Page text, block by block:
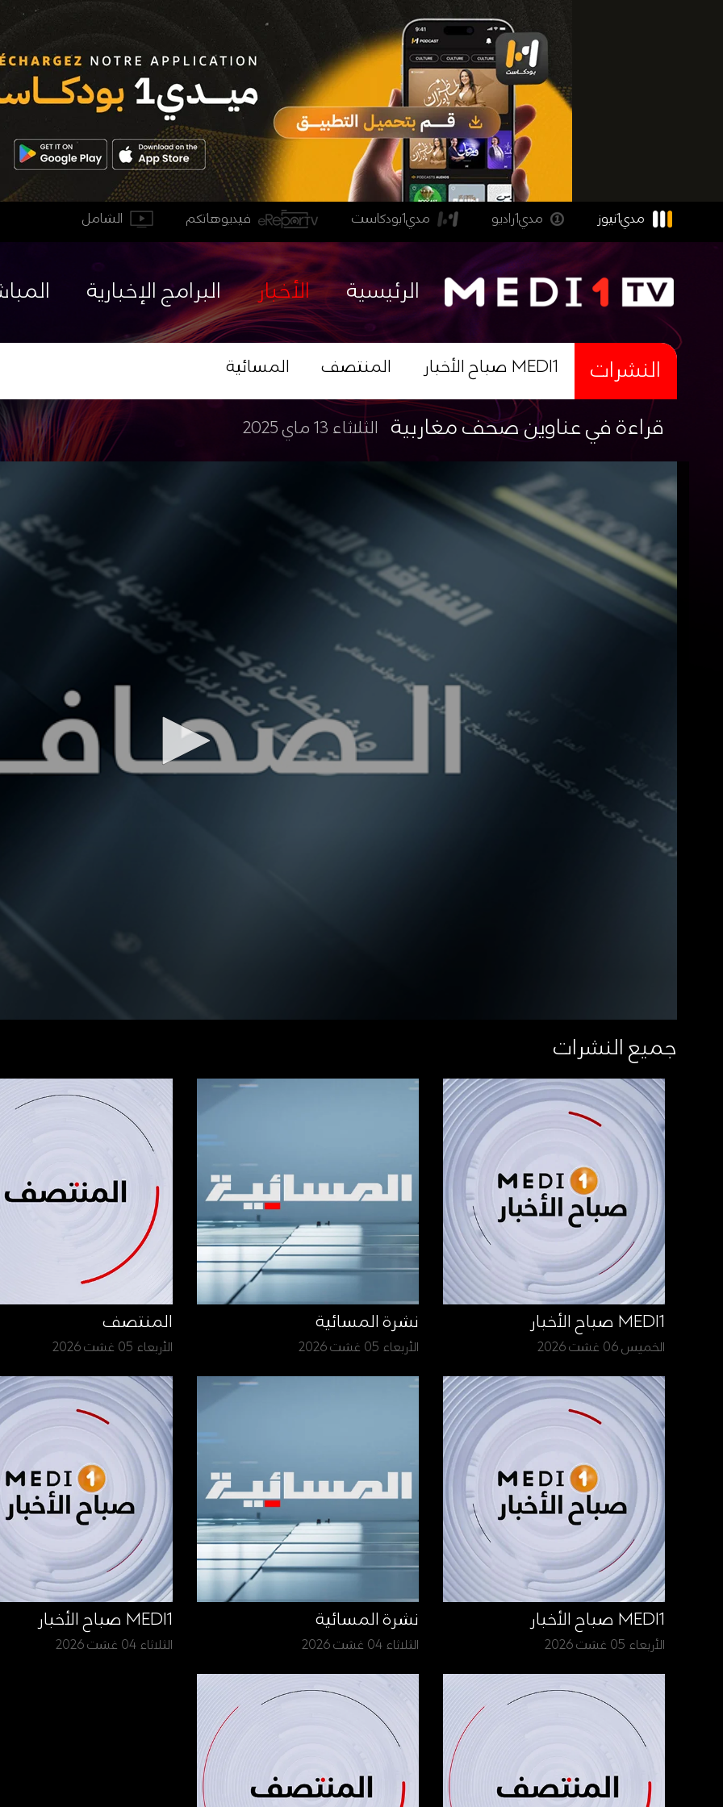
الشامل فيديوهاتكم مدي1بودكاست مدي1راديو مدي1نيوز
البرامج الإخبارية الأخبار الرئيسية
المسائية المنتصف صباح الأخبار MEDI1 النشرات
الثلاثاء 13 ماي 2025 قراءة في عناوين صحف مغاربية
شاهد الفيديو
جميع النشرات
MEDI1 صباح الأخبار
الخميس 06 غشت 2026
نشرة المسائية
الأربعاء 05 غشت 2026
المنتصف
الأربعاء 05 غشت 2026
MEDI1 صباح الأخبار
الأربعاء 05 غشت 2026
نشرة المسائية
الثلاثاء 04 غشت 2026
MEDI1 صباح الأخبار
الثلاثاء 04 غشت 2026